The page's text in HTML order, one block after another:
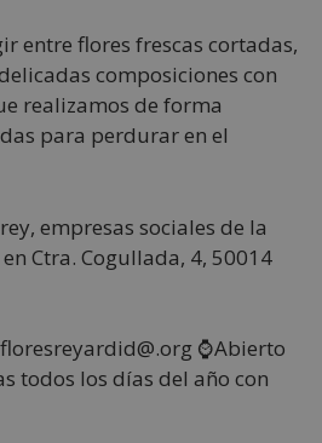
entre flores frescas cortadas,
composiciones con
realizamos de forma
para perdurar en el
empresas sociales de la
Ctra. Cogullada, 4, 50014
floresreyardid@.org ⌚Abierto
todos los días del año con